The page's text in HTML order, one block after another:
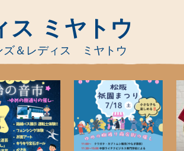
ス ミヤトウ
＆レディス ミヤトウ